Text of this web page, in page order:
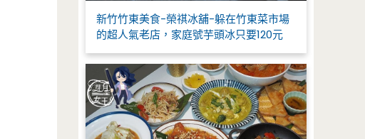
新竹竹東美食-榮祺冰舖-躲在竹東菜市場
的超人氣老店，家庭號芋頭冰只要120元